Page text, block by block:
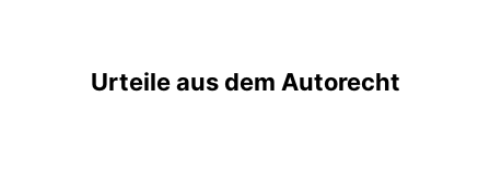
Urteile aus dem Autorecht